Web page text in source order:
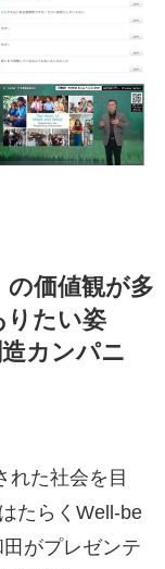
価値観が多
りたい姿
カンパニ
れた社会を目
たらくWell-be
がプレゼンテ